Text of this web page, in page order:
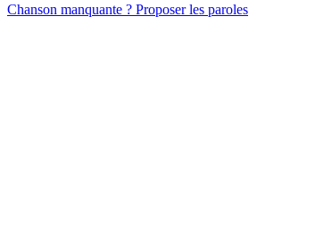
Chanson manquante ? Proposer les paroles